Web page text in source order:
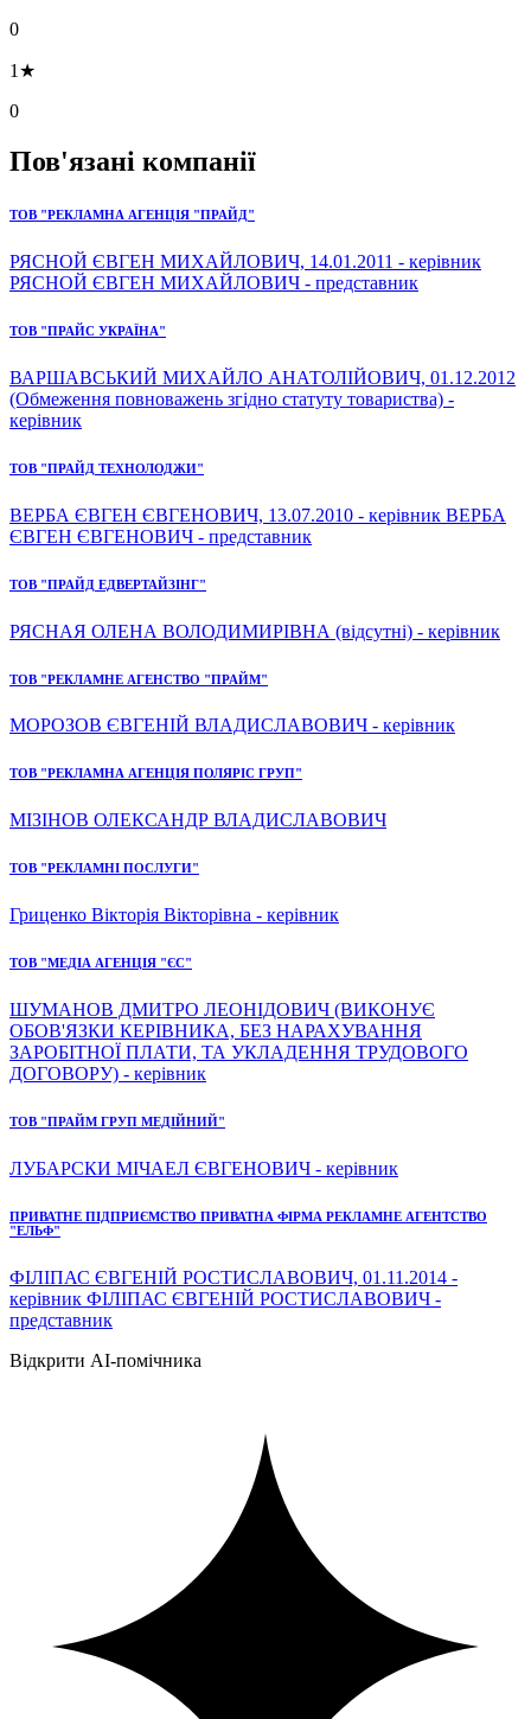
0
1★
0
Пов'язані компанії
ТОВ "РЕКЛАМНА АГЕНЦІЯ "ПРАЙД"
РЯСНОЙ ЄВГЕН МИХАЙЛОВИЧ, 14.01.2011 - керівник
РЯСНОЙ ЄВГЕН МИХАЙЛОВИЧ - представник
ТОВ "ПРАЙС УКРАЇНА"
ВАРШАВСЬКИЙ МИХАЙЛО АНАТОЛІЙОВИЧ, 01.12.2012
(Обмеження повноважень згідно статуту товариства) -
керівник
ТОВ "ПРАЙД ТЕХНОЛОДЖИ"
ВЕРБА ЄВГЕН ЄВГЕНОВИЧ, 13.07.2010 - керівник ВЕРБА
ЄВГЕН ЄВГЕНОВИЧ - представник
ТОВ "ПРАЙД ЕДВЕРТАЙЗІНГ"
РЯСНАЯ ОЛЕНА ВОЛОДИМИРІВНА (відсутні) - керівник
ТОВ "РЕКЛАМНЕ АГЕНСТВО "ПРАЙМ"
МОРОЗОВ ЄВГЕНІЙ ВЛАДИСЛАВОВИЧ - керівник
ТОВ "РЕКЛАМНА АГЕНЦІЯ ПОЛЯРІС ГРУП"
МІЗІНОВ ОЛЕКСАНДР ВЛАДИСЛАВОВИЧ
ТОВ "РЕКЛАМНІ ПОСЛУГИ"
Гриценко Вікторія Вікторівна - керівник
ТОВ "МЕДІА АГЕНЦІЯ "ЄС"
ШУМАНОВ ДМИТРО ЛЕОНІДОВИЧ (ВИКОНУЄ
ОБОВ'ЯЗКИ КЕРІВНИКА, БЕЗ НАРАХУВАННЯ
ЗАРОБІТНОЇ ПЛАТИ, ТА УКЛАДЕННЯ ТРУДОВОГО
ДОГОВОРУ) - керівник
ТОВ "ПРАЙМ ГРУП МЕДІЙНИЙ"
ЛУБАРСКИ МІЧАЕЛ ЄВГЕНОВИЧ - керівник
ПРИВАТНЕ ПІДПРИЄМСТВО ПРИВАТНА ФІРМА РЕКЛАМНЕ АГЕНТСТВО
"ЕЛЬФ"
ФІЛІПАС ЄВГЕНІЙ РОСТИСЛАВОВИЧ, 01.11.2014 -
керівник ФІЛІПАС ЄВГЕНІЙ РОСТИСЛАВОВИЧ -
представник
Відкрити AI-помічника